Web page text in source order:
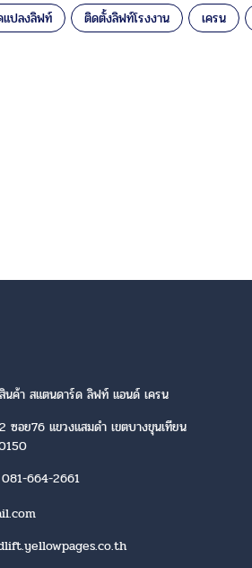
ปลงลิฟท์ ติดตั้งลิฟท์โรงงาน เครน
ค้า สแตนดาร์ด ลิฟท์ แอนด์ เครน
ซอย76 แขวงแสมดำ เขตบางขุนเทียน
081-664-2661